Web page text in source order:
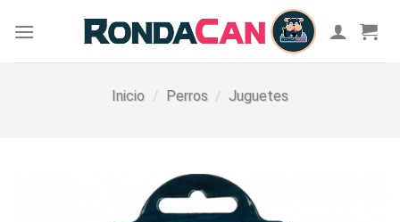
Inicio / Perros / Juguetes